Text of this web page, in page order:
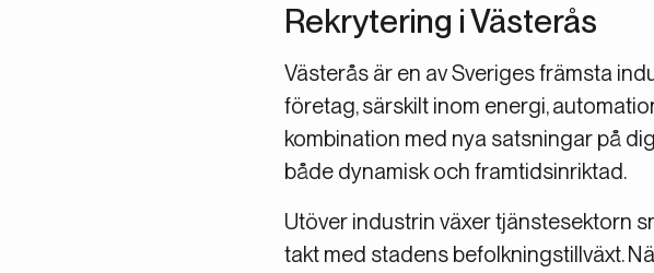
Rekrytering i Västerås
Västerås är en av Sveriges främsta
företag, särskilt inom energi,
kombination med nya satsningar på
både dynamisk och framtidsinriktad.
Utöver industrin växer tjänstesektorn
takt med stadens befolkningstillväxt.